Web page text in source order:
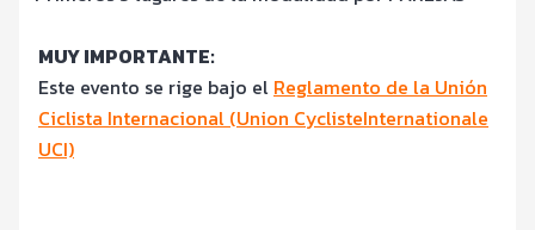
MUY IMPORTANTE:
Este evento se rige bajo el Reglamento de la Unión
Ciclista Internacional (Union CyclisteInternationale
UCI)